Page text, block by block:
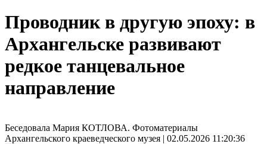
Проводник в другую эпоху: в
Архангельске развивают
редкое танцевальное
направление
Беседовала Мария КОТЛОВА. Фотоматериалы
Архангельского краеведческого музея | 02.05.2026 11:20:36